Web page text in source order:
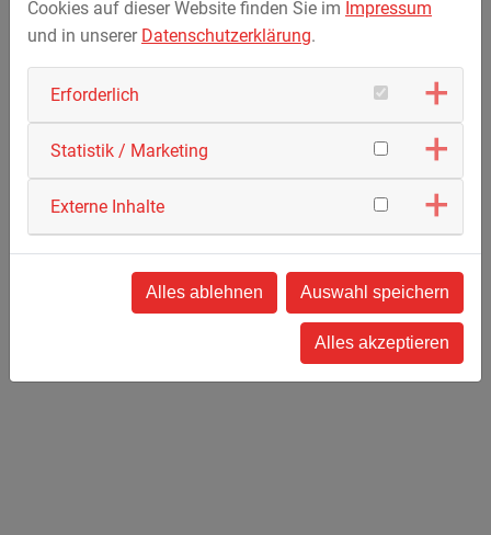
archäologisch bewertbaren Baggerplanums zur
Ermittlung des Sachstands vor Beginn der
Auftraggeber:
TransnetBW, SuedLink GmbH & Co. KG
Bauzeit:
Leistungen:
Ca. 450 km Trassenlänge (10 Baulose)
Cookies auf dieser Website finden Sie im Impressum
und in unserer Datenschutzerklärung.
Erforderlich
Statistik / Marketing
Externe Inhalte
Alles ablehnen Auswahl speichern
Alles akzeptieren